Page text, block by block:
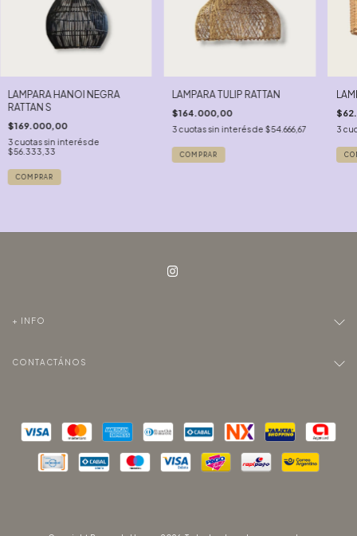
LAMPARA HANOI NEGRA
RATTAN S
$169.000,00
3 cuotas sin interés de
$56.333,33
LAMPARA TULIP RATTAN
$164.000,00
3 cuotas sin interés de $54.666,67 3
+ INFO
CONTACTÁNOS